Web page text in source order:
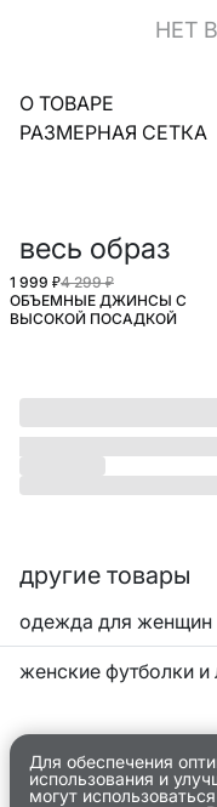
НЕТ
О ТОВАРЕ
РАЗМЕРНАЯ СЕТКА
весь образ
1 999 ₽4 299 ₽
ОБЪЕМНЫЕ ДЖИНСЫ С
ВЫСОКОЙ ПОСАДКОЙ
другие товары
одежда для женщин
женские футболки и
Для обеспечения
использования и
могут